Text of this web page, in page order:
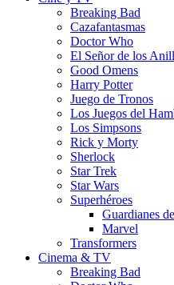
Breaking Bad
Cazafantasmas
Doctor Who
El Señor de los
Good Omens
Harry Potter
Juego de Tronos
Los Juegos del
Los Simpsons
Rick y Morty
Sherlock
Star Trek
Star Wars
Superhéroes
Guardianes
Marvel
Transformers
Cinema & TV
Breaking Bad